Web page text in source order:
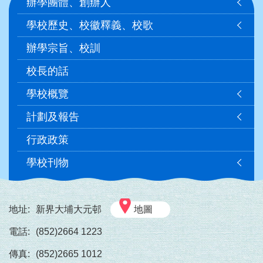
navigation
辦學團體、創辦人
學校歷史、校徽釋義、校歌
辦學宗旨、校訓
校長的話
學校概覽
計劃及報告
行政政策
學校刊物
地址: 新界大埔大元邨 地圖
電話: (852)2664 1223
傳真: (852)2665 1012